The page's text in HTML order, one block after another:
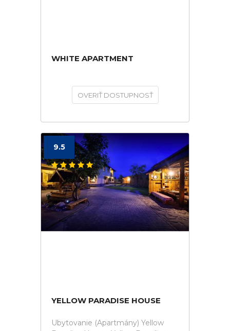
WHITE APARTMENT
OVERIŤ DOSTUPNOSŤ
9.5
YELLOW PARADISE HOUSE
Ubytovanie (Apartmány) Yellow